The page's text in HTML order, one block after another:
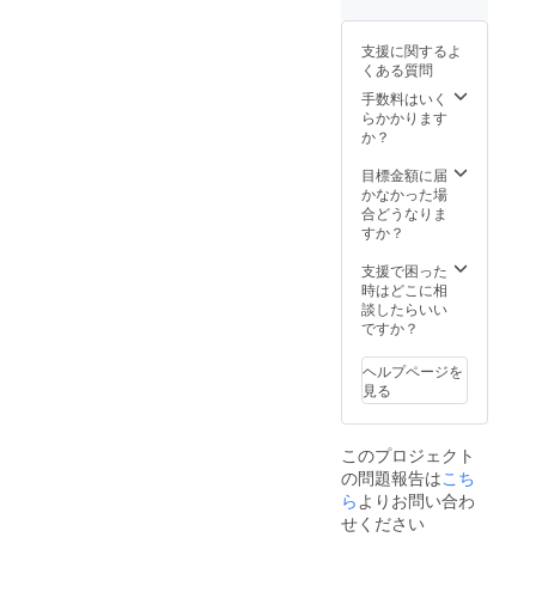
支援に関するよ
くある質問
手数料はいく
らかかります
か？
目標金額に届
かなかった場
合どうなりま
すか？
支援で困った
時はどこに相
談したらいい
ですか？
ヘルプページを
見る
このプロジェクト
の問題報告はこち
ら よりお問い合わ
せください